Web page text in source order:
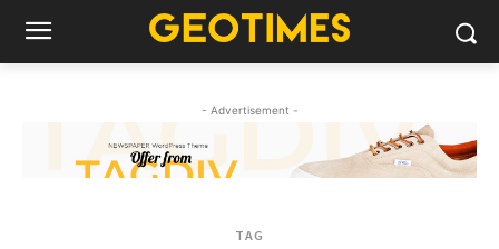
- Advertisement -
TAG